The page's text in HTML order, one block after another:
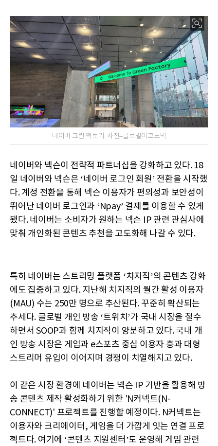
네이버 그린 팩토리. 사진=글로벌이코노믹
네이버와 넥슨이 전략적 파트너십을 강화하고 있다. 18
일 네이버와 넥슨은 ‘네이버 로그인 회원’ 전환을 시작했
다. 계정 전환을 통해 넥슨 이용자가 편의성과 보안성이
뛰어난 네이버 로그인과 ‘Npay’ 결제를 이용할 수 있게
됐다. 네이버는 소비자가 원하는 넥슨 IP 관련 관심사에
맞춰 개인화된 콘텐츠 추천을 고도화해 나갈 수 있다.
특히 네이버는 스트리밍 플랫폼 ‘치지직’의 콘텐츠 강화
에도 집중하고 있다. 지난해 치지직의 월간 활성 이용자
(MAU) 수는 250만 명으로 추산된다. 꾸준히 확산되는
추세다. 글로벌 개인 방송 ‘트위치’가 국내 시장을 철수
하면서 SOOP과 함께 치지직이 양분하고 있다. 국내 개
인 방송 시장은 게임과 e스포츠 중심 이용자 층과 대형
스트리머 유입이 이어지며 경쟁이 치열해지고 있다.
이 같은 시장 환경에 네이버는 넥슨 IP 기반을 활용해 방
송 콘텐츠 제작 활성화하기 위한 'N커넥트(N-
CONNECT)' 프로젝트를 진행할 예정이다. N커넥트는
이용자와 크리에이터, 게임을 더 가깝게 잇는 연결 프로
젝트다. 여기에 ‘콘텐츠 지원센터’도 운영해 게임 관련